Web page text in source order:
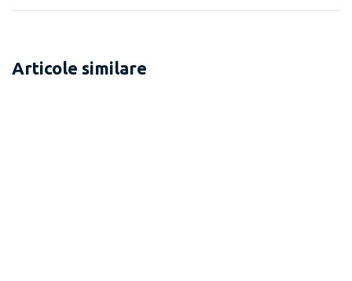
Articole similare